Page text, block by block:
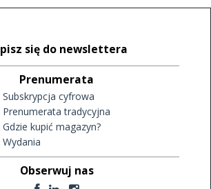
się do newslettera
Prenumerata
Subskrypcja cyfrowa
Prenumerata tradycyjna
Gdzie kupić magazyn?
Wydania
Obserwuj nas